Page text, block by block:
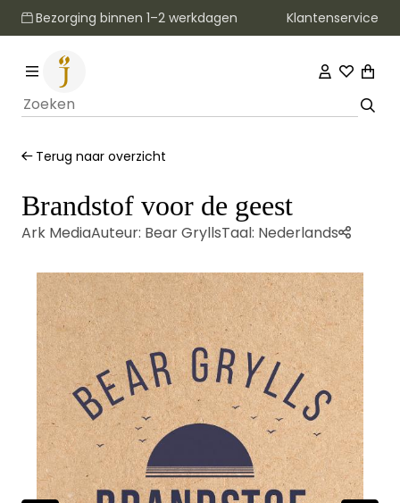
Bezorging binnen 1–2 werkdagen Klantenservice
Terug naar overzicht
Brandstof voor de geest
Ark MediaAuteur: Bear GryllsTaal: Nederlands